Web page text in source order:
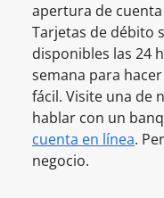
apertura de
Tarjetas de débito
disponibles las 24
semana para
fácil. Visite una de
hablar con un
cuenta en línea.
negocio.